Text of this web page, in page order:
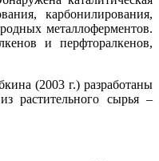
карбонилирования,
металлоферментов.
и перфторалкенов,
(2003 г.) разработаны
растительного сырья –